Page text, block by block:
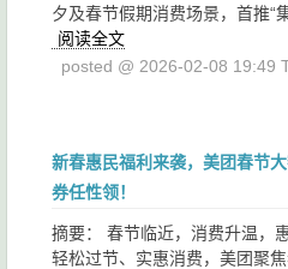
夕及春节假期消费场景，首推“
阅读全文
posted @ 2026-02-08 19:49
新春惠民福利来袭，美团春节
券任性领！
摘要： 春节临近，消费升温，
轻松过节、实惠消费，美团聚